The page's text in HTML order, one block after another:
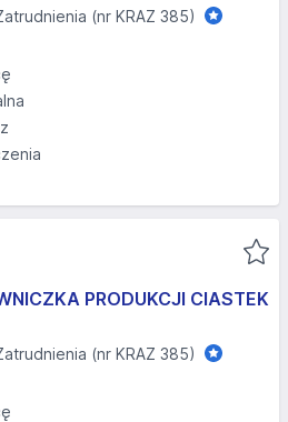
(nr KRAZ 385)
PRODUKCJI CIASTEK
(nr KRAZ 385)